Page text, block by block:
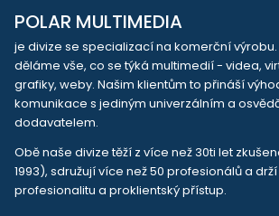
POLAR MULTIMEDIA
je divize se specializací na komerční
děláme vše, co se týká multimedií - videa,
grafiky, weby. Našim klientům to přináší
komunikace s jediným univerzálním a
dodavatelem.
Obě naše divize těží z více než 30ti let
1993), sdružují více než 50 profesionálů a
profesionalitu a proklientský přístup.